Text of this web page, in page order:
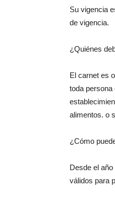
Su vigencia
de vigencia.
¿Quiénes
El carnet es
toda persona
alimentos. o
¿Cómo
Desde el
válidos para